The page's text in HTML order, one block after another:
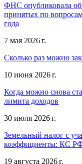
ФНС опубликовала
принятых по
года
7 мая 2026 г.
Сколько раз можно
10 июня 2026 г.
Когда можно снова
лимита доходов
30 июля 2026 г.
Земельный налог с
коэффициенты: КС РФ
19 августа 2026 г.